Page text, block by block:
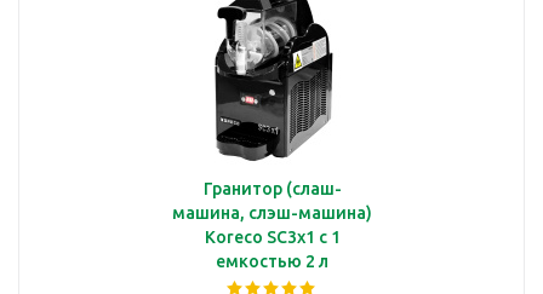
Гранитор (слаш-
машина, слэш-машина)
Koreco SC3x1 с 1
емкостью 2 л